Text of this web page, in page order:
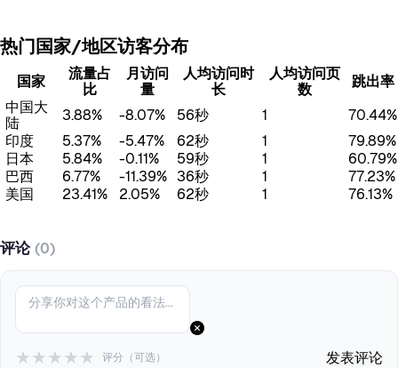
热门国家/地区访客分布
国家
流量占
比
月访问
量
人均访问时
长
人均访问页
数
跳出率
中国大
陆
3.88% -8.07% 56秒 1
70.44%
印度
5.37% -5.47% 62秒 1
79.89%
日本
5.84% -0.11% 59秒 1
60.79%
巴西
6.77% -11.39% 36秒 1
77.23%
美国
23.41% 2.05% 62秒 1 76.13%
评论(0)
★★★★★ 评分（可选） 发表评论